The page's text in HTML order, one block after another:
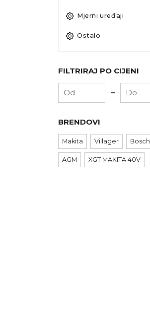
Mjerni uređaji
Ostalo
FILTRIRAJ PO CIJENI
-
BRENDOVI
Makita Villager Bosch
AGM XGT MAKITA 40V